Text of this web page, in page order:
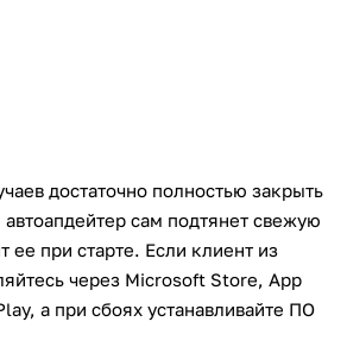
достаточно полностью закрыть
сам подтянет свежую
ее при старте. Если клиент из
через Microsoft Store, App
а при сбоях устанавливайте ПО